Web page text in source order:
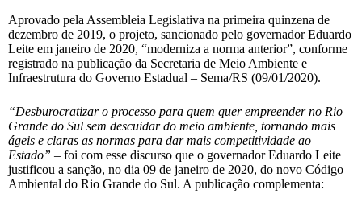
Aprovado pela Assembleia Legislativa na primeira quinzena de
dezembro de 2019, o projeto, sancionado pelo governador Eduardo
Leite em janeiro de 2020, “moderniza a norma anterior”, conforme
registrado na publicação da Secretaria de Meio Ambiente e
Infraestrutura do Governo Estadual – Sema/RS (09/01/2020).
“Desburocratizar o processo para quem quer empreender no Rio
Grande do Sul sem descuidar do meio ambiente, tornando mais
ágeis e claras as normas para dar mais competitividade ao
Estado” – foi com esse discurso que o governador Eduardo Leite
justificou a sanção, no dia 09 de janeiro de 2020, do novo Código
Ambiental do Rio Grande do Sul. A publicação complementa: